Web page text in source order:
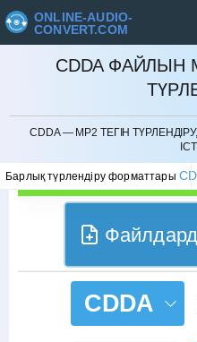
ONLINE-AUDIO-
CONVERT.COM
CDDA ФАЙЛЫН
CDDA — MP2 ТЕГІН
Барлық түрлендіру форматтары
CDDA